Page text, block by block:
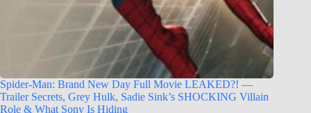
Spider-Man: Brand New Day Full Movie LEAKED?! —
Trailer Secrets, Grey Hulk, Sadie Sink’s SHOCKING Villain
Role & What Sony Is Hiding